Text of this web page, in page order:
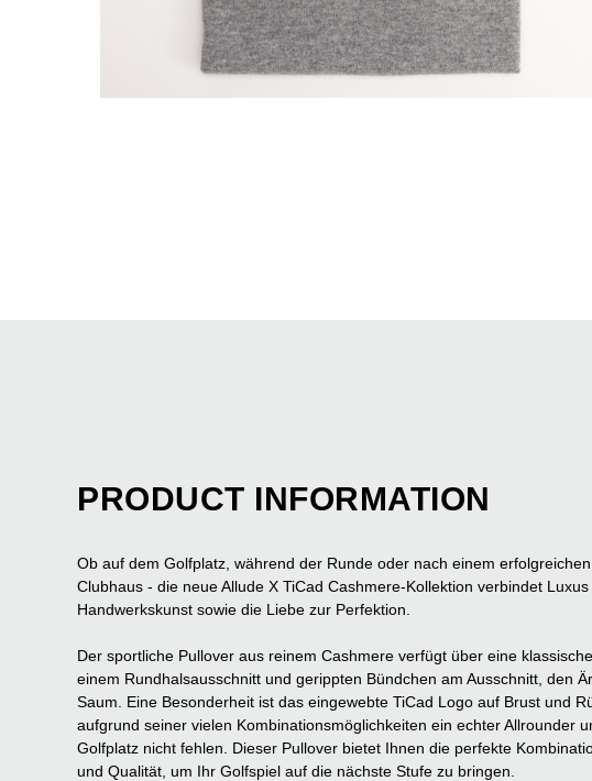
PRODUCT INFORMATION
Ob auf dem Golfplatz, während der Runde oder nach einem
Clubhaus - die neue Allude X TiCad Cashmere-Kollektion verbindet Luxus
Handwerkskunst sowie die Liebe zur Perfektion.
Der sportliche Pullover aus reinem Cashmere verfügt über eine
einem Rundhalsausschnitt und gerippten Bündchen am Ausschnitt, den
Saum. Eine Besonderheit ist das eingewebte TiCad Logo auf Brust und
aufgrund seiner vielen Kombinationsmöglichkeiten ein echter Allrounder
Golfplatz nicht fehlen. Dieser Pullover bietet Ihnen die perfekte
und Qualität, um Ihr Golfspiel auf die nächste Stufe zu bringen.